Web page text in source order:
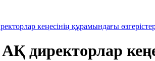
кеңесінің құрамындағы
директорлар